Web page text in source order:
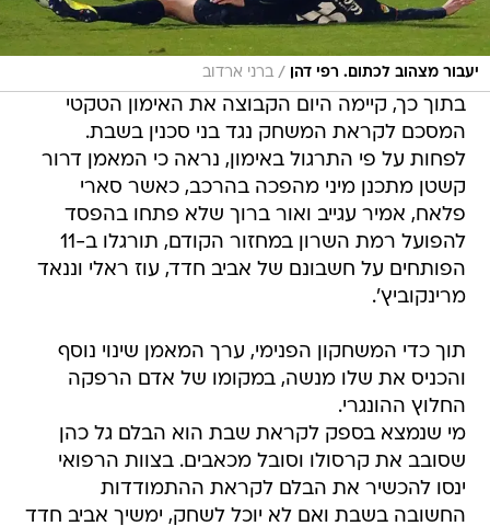
יעבור מצהוב לכתום. רפי דהן / ברני ארדוב
בתוך כך, קיימה היום הקבוצה את האימון הטקטי
המסכם לקראת המשחק נגד בני סכנין בשבת.
לפחות על פי התרגול באימון, נראה כי המאמן דרור
קשטן מתכנן מיני מהפכה בהרכב, כאשר סארי
פלאח, אמיר עגייב ואור ברוך שלא פתחו בהפסד
להפועל רמת השרון במחזור הקודם, תורגלו ב-11
הפותחים על חשבונם של אביב חדד, עוז ראלי וננאד
מרינקוביץ'.
תוך כדי המשחקון הפנימי, ערך המאמן שינוי נוסף
והכניס את שלו מנשה, במקומו של אדם הרפקה
החלוץ ההונגרי.
מי שנמצא בספק לקראת שבת הוא הבלם גל כהן
שסובב את קרסולו וסובל מכאבים. בצוות הרפואי
ינסו להכשיר את הבלם לקראת ההתמודדות
החשובה בשבת ואם לא יוכל לשחק, ימשיך אביב חדד